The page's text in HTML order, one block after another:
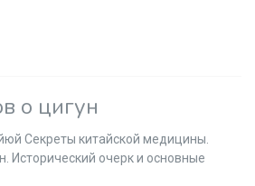
о цигун
Секреты китайской медицины.
Исторический очерк и основные